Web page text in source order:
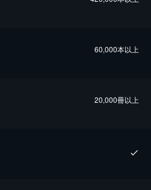
60,000本以上
20,000冊以上